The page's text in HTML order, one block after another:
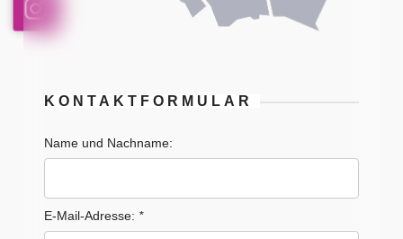
KONTAKTFORMULAR
Name und Nachname:
E-Mail-Adresse: *